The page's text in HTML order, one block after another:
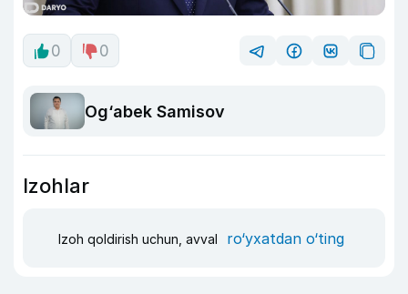
0 0
Og‘abek Samisov
Izohlar
Izoh qoldirish uchun, avval ro‘yxatdan o‘ting